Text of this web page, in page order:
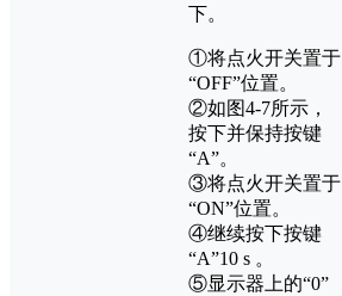
下。
①将点火开关置于
“OFF”位置。
②如图4-7所示，
按下并保持按键
“A”。
③将点火开关置于
“ON”位置。
④继续按下按键
“A”10 s 。
⑤显示器上的“0”